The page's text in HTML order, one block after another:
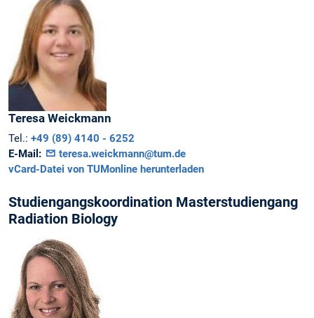
Teresa Weickmann
Tel.: +49 (89) 4140 - 6252
E-Mail:
teresa.weickmann@tum.de
vCard-Datei von TUMonline herunterladen
Studiengangskoordination Masterstudiengang
Radiation Biology